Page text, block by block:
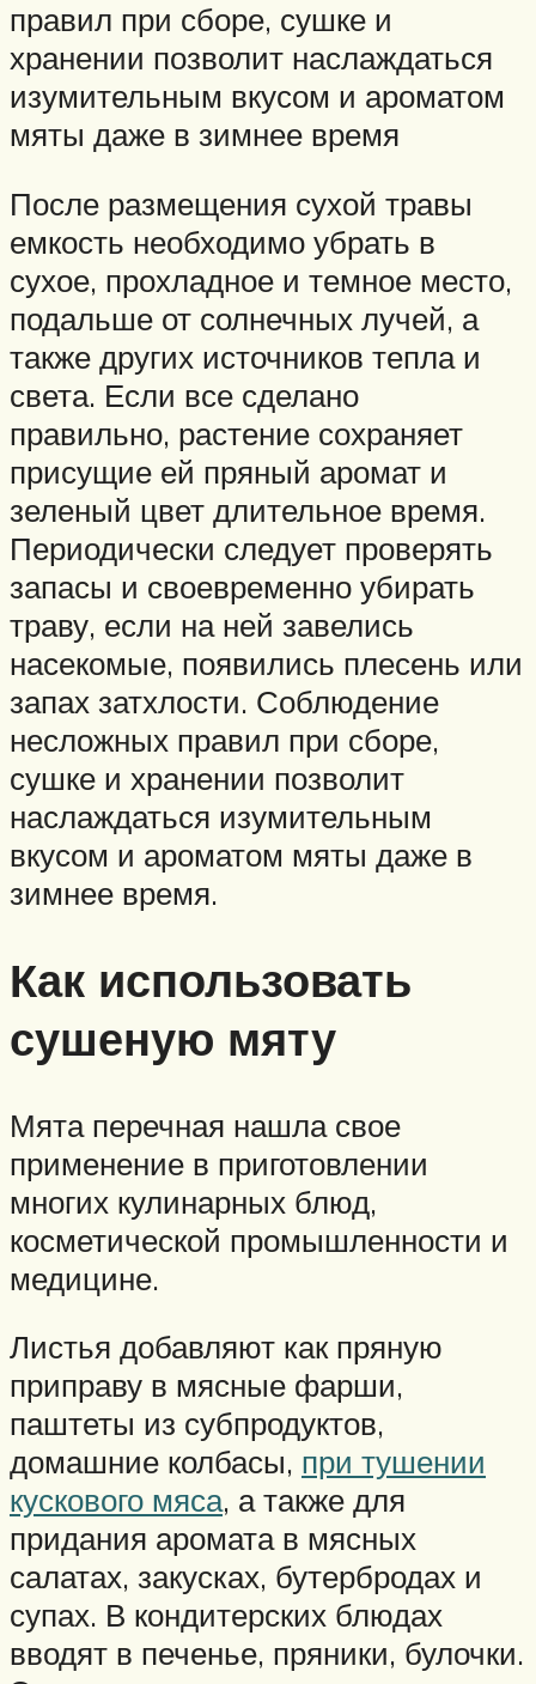
правил при сборе, сушке и
хранении позволит наслаждаться
изумительным вкусом и ароматом
мяты даже в зимнее время
После размещения сухой травы
емкость необходимо убрать в
сухое, прохладное и темное место,
подальше от солнечных лучей, а
также других источников тепла и
света. Если все сделано
правильно, растение сохраняет
присущие ей пряный аромат и
зеленый цвет длительное время.
Периодически следует проверять
запасы и своевременно убирать
траву, если на ней завелись
насекомые, появились плесень или
запах затхлости. Соблюдение
несложных правил при сборе,
сушке и хранении позволит
наслаждаться изумительным
вкусом и ароматом мяты даже в
зимнее время.
Как использовать
сушеную мяту
Мята перечная нашла свое
применение в приготовлении
многих кулинарных блюд,
косметической промышленности и
медицине.
Листья добавляют как пряную
приправу в мясные фарши,
паштеты из субпродуктов,
домашние колбасы, при тушении
кускового мяса, а также для
придания аромата в мясных
салатах, закусках, бутербродах и
супах. В кондитерских блюдах
вводят в печенье, пряники, булочки.